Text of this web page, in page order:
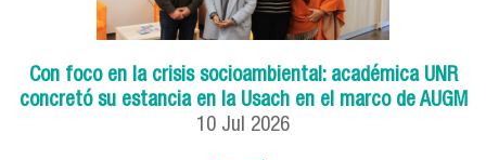
Con foco en la crisis socioambiental: académica UNR
concretó su estancia en la Usach en el marco de AUGM
10 Jul 2026